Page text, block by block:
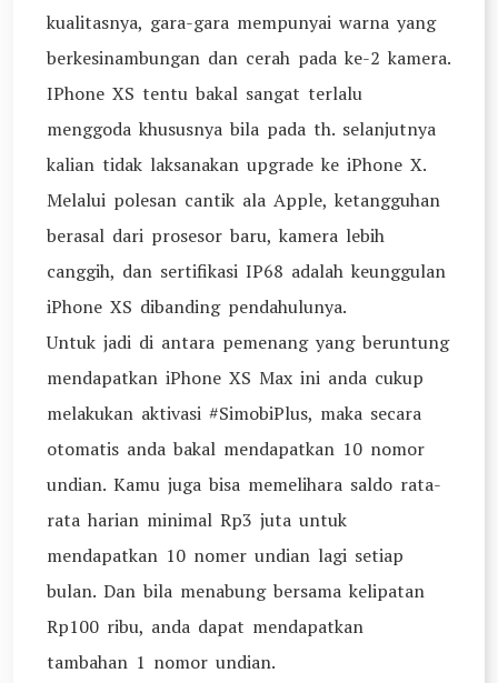
kualitasnya, gara-gara mempunyai warna yang
berkesinambungan dan cerah pada ke-2 kamera.
IPhone XS tentu bakal sangat terlalu
menggoda khususnya bila pada th. selanjutnya
kalian tidak laksanakan upgrade ke iPhone X.
Melalui polesan cantik ala Apple, ketangguhan
berasal dari prosesor baru, kamera lebih
canggih, dan sertifikasi IP68 adalah keunggulan
iPhone XS dibanding pendahulunya.
Untuk jadi di antara pemenang yang beruntung
mendapatkan iPhone XS Max ini anda cukup
melakukan aktivasi #SimobiPlus, maka secara
otomatis anda bakal mendapatkan 10 nomor
undian. Kamu juga bisa memelihara saldo rata-
rata harian minimal Rp3 juta untuk
mendapatkan 10 nomer undian lagi setiap
bulan. Dan bila menabung bersama kelipatan
Rp100 ribu, anda dapat mendapatkan
tambahan 1 nomor undian.